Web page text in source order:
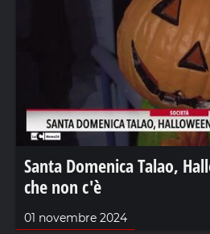
Santa Domenica Talao,
che non c'è
01 novembre 2024